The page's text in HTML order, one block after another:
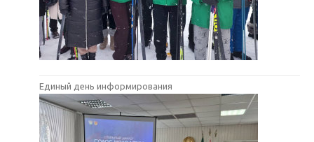
Единый день информирования